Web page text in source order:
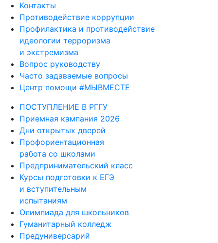
Контакты
Противодействие коррупции
Профилактика и противодействие
идеологии терроризма
и экстремизма
Вопрос руководству
Часто задаваемые вопросы
Центр помощи #МЫВМЕСТЕ
ПОСТУПЛЕНИЕ В РГГУ
Приемная кампания 2026
Дни открытых дверей
Профориентационная
работа со школами
Предпринимательский класс
Курсы подготовки к ЕГЭ
и вступительным
испытаниям
Олимпиада для школьников
Гуманитарный колледж
Предуниверсарий